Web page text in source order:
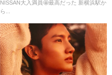
NISSAN大入満員🤩最高だった 新横浜駅か
ら...